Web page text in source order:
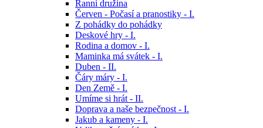
Ranní družina
Červen - Počasí a pranostiky - I.
Z pohádky do pohádky
Deskové hry - I.
Rodina a domov - I.
Maminka má svátek - I.
Duben - II.
Čáry máry - I.
Den Země - I.
Umíme si hrát - II.
Doprava a naše bezpečnost - I.
Jakub a kameny - I.